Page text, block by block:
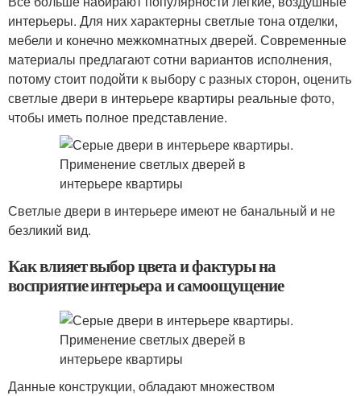
интерьеры. Для них характерны светлые тона отделки,
мебели и конечно межкомнатных дверей. Современные
материалы предлагают сотни вариантов исполнения,
потому стоит подойти к выбору с разных сторон, оценить
светлые двери в интерьере квартиры реальные фото,
чтобы иметь полное представление.
Светлые двери в интерьере имеют не банальный и не
безликий вид.
Как влияет выбор цвета и фактуры на
восприятие интерьера и самоощущение
Данные конструкции, обладают множеством